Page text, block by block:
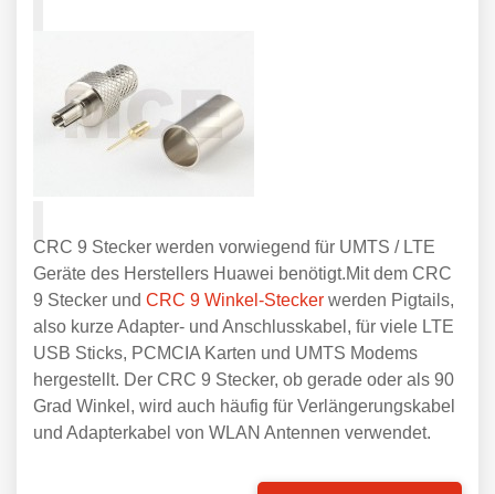
CRC 9 Stecker werden vorwiegend für UMTS / LTE
Geräte des Herstellers Huawei benötigt.Mit dem CRC
9 Stecker und CRC 9 Winkel-Stecker werden Pigtails,
also kurze Adapter- und Anschlusskabel, für viele LTE
USB Sticks, PCMCIA Karten und UMTS Modems
hergestellt. Der CRC 9 Stecker, ob gerade oder als 90
Grad Winkel, wird auch häufig für Verlängerungskabel
und Adapterkabel von WLAN Antennen verwendet.